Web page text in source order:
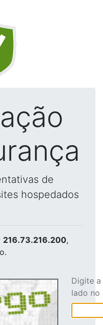
de
hospedados
216.73.216.200,
Digite
lado no